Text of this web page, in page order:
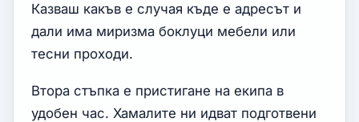
Казваш какъв е случая къде е адресът и
дали има миризма боклуци мебели или
тесни проходи.
Втора стъпка е пристигане на екипа в
удобен час. Хамалите ни идват подготвени